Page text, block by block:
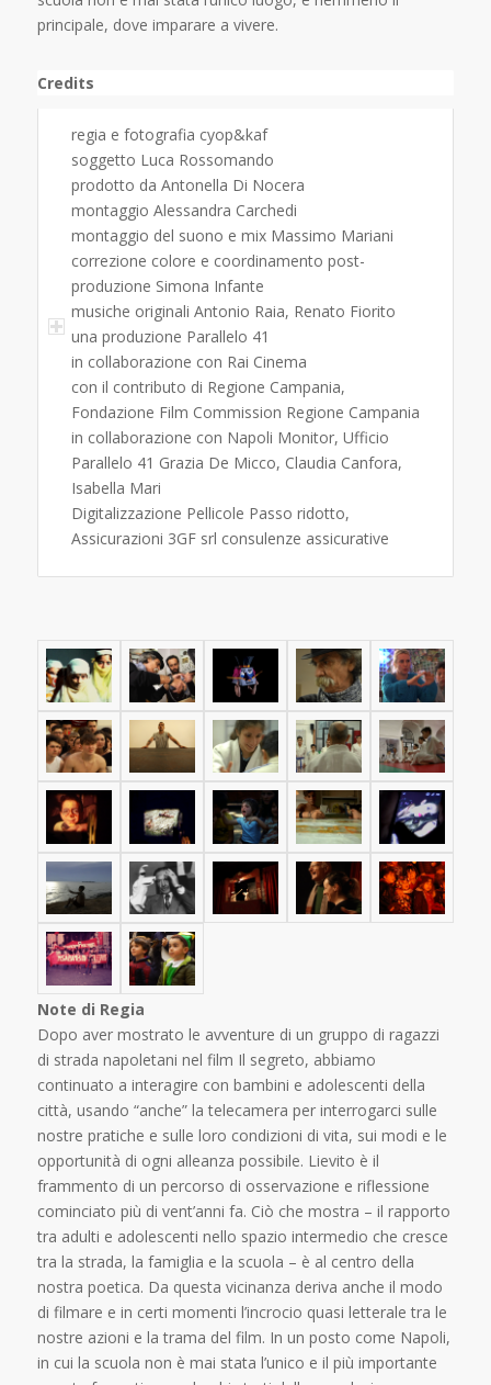
principale, dove imparare a vivere.
Credits
regia e fotografia cyop&kaf
soggetto Luca Rossomando
prodotto da Antonella Di Nocera
montaggio Alessandra Carchedi
montaggio del suono e mix Massimo Mariani
correzione colore e coordinamento post-
produzione Simona Infante
musiche originali Antonio Raia, Renato Fiorito
una produzione Parallelo 41
in collaborazione con Rai Cinema
con il contributo di Regione Campania,
Fondazione Film Commission Regione Campania
in collaborazione con Napoli Monitor, Ufficio
Parallelo 41 Grazia De Micco, Claudia Canfora,
Isabella Mari
Digitalizzazione Pellicole Passo ridotto,
Assicurazioni 3GF srl consulenze assicurative
Note di Regia
Dopo aver mostrato le avventure di un gruppo di ragazzi
di strada napoletani nel film Il segreto, abbiamo
continuato a interagire con bambini e adolescenti della
città, usando “anche” la telecamera per interrogarci sulle
nostre pratiche e sulle loro condizioni di vita, sui modi e le
opportunità di ogni alleanza possibile. Lievito è il
frammento di un percorso di osservazione e riflessione
cominciato più di vent’anni fa. Ciò che mostra – il rapporto
tra adulti e adolescenti nello spazio intermedio che cresce
tra la strada, la famiglia e la scuola – è al centro della
nostra poetica. Da questa vicinanza deriva anche il modo
di filmare e in certi momenti l’incrocio quasi letterale tra le
nostre azioni e la trama del film. In un posto come Napoli,
in cui la scuola non è mai stata l’unico e il più importante